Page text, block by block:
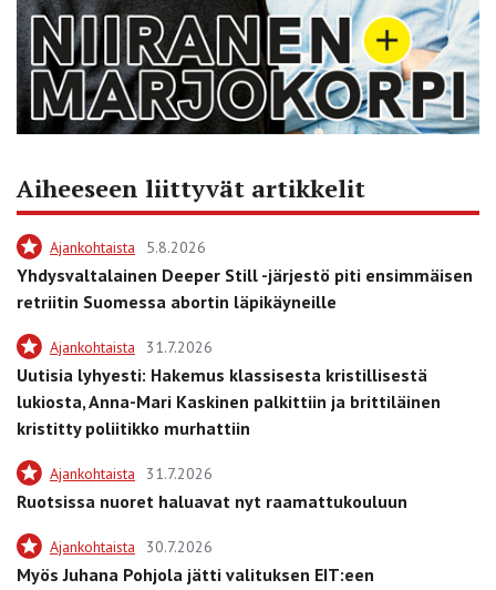
Aiheeseen liittyvät artikkelit
Ajankohtaista 5.8.2026
Yhdysvaltalainen Deeper Still -järjestö piti ensimmäisen
retriitin Suomessa abortin läpikäyneille
Ajankohtaista 31.7.2026
Uutisia lyhyesti: Hakemus klassisesta kristillisestä
lukiosta, Anna-Mari Kaskinen palkittiin ja brittiläinen
kristitty poliitikko murhattiin
Ajankohtaista 31.7.2026
Ruotsissa nuoret haluavat nyt raamattukouluun
Ajankohtaista 30.7.2026
Myös Juhana Pohjola jätti valituksen EIT:een